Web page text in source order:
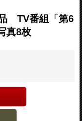
TV番組「第6
真8枚